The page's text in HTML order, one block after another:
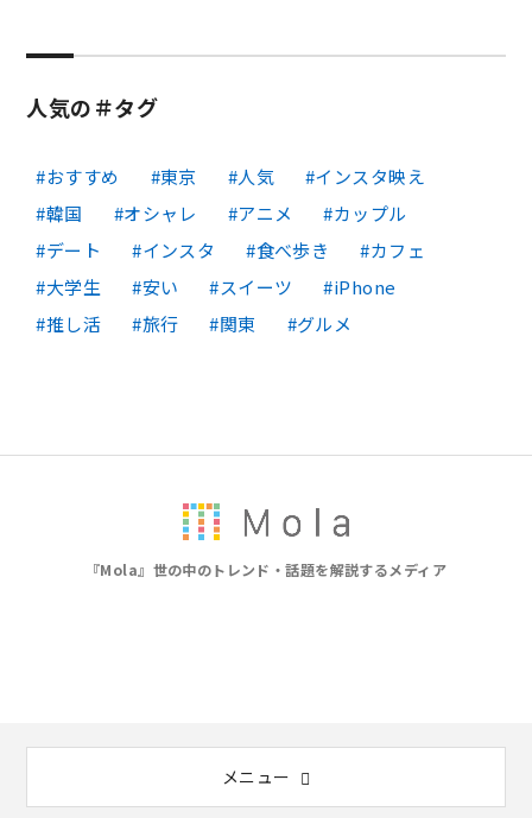
人気の＃タグ
おすすめ 東京 人気
インスタ映え
韓国
オシャレ アニメ
カップル
デート
インスタ 食べ歩き
カフェ
大学生
安い スイーツ
iPhone
推し活
旅行 関東 グルメ
『Mola』世の中のトレンド・話題を解説するメディア
メニュー